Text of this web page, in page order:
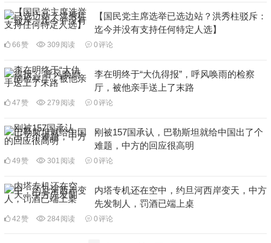
【国民党主席选举已选边站？洪秀柱驳斥：
迄今并没有支持任何特定人选】
66赞 309 阅读 0评论
李在明终于“大仇得报”，呼风唤雨的检察
厅，被他亲手送上了末路
47赞 279 阅读 0评论
刚被157国承认，巴勒斯坦就给中国出了个
难题，中方的回应很高明
49赞 301 阅读 0评论
内塔专机还在空中，约旦河西岸变天，中方
先发制人，罚酒已端上桌
42赞 284阅读 0评论